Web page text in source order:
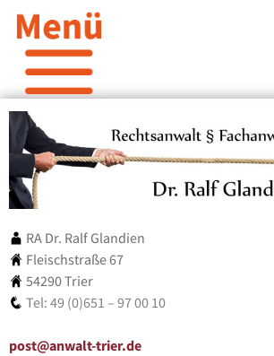
RA Dr. Ralf Glandien
Fleischstraße 67
54290 Trier
Tel: 49 (0)651 – 97 00 10
post@anwalt-trier.de